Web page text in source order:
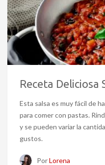
Receta Deliciosa
Esta salsa es muy fácil de
para comer con pastas.
y se pueden variar la
gustos.
PorLorena